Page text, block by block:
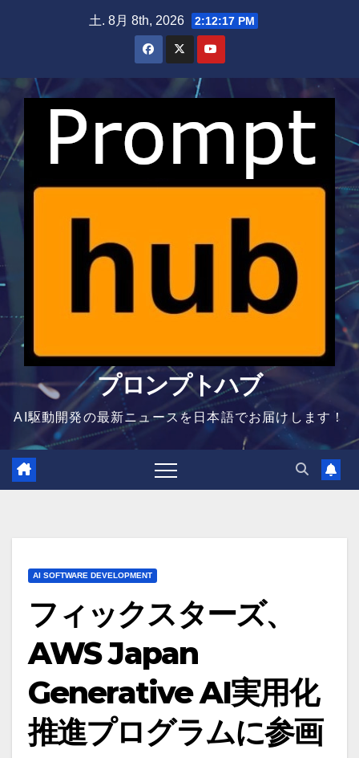
土. 8月 8th, 2026 2:12:18 PM
プロンプトハブ
AI駆動開発の最新ニュースを日本語でお届けします！
AI SOFTWARE DEVELOPMENT
フィックスターズ、
AWS Japan
Generative AI実用化
推進プログラムに参画